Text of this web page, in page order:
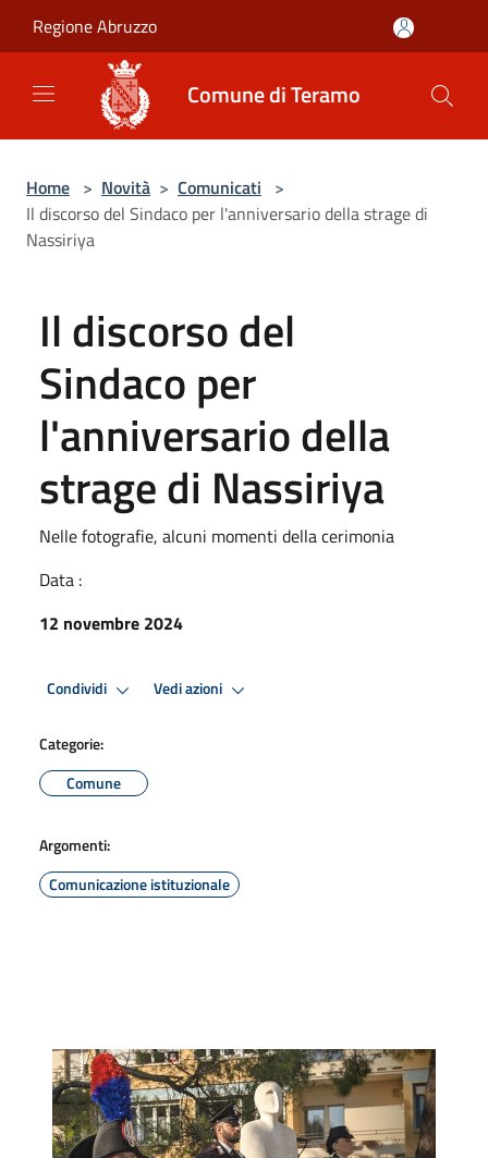
Regione Abruzzo
Comune di Teramo
Home > Novità > Comunicati >
Il discorso del Sindaco per l'anniversario della strage di
Nassiriya
Il discorso del
Sindaco per
l'anniversario della
strage di Nassiriya
Nelle fotografie, alcuni momenti della cerimonia
Data :
12 novembre 2024
Condividi Vedi azioni
Categorie:
Comune
Argomenti:
Comunicazione istituzionale